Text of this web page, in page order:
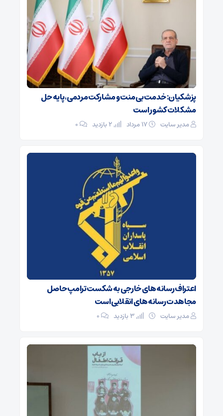
پزشکیان: خدمت بی‌منت و مشارکت مردمی، پایه حل
مشکلات کشور است
مدیر سایت ۰
اعتراف رسانه‌های خارجی به شکست ترامپ حاصل
مجاهدت رسانه‌های انقلابی است
مدیر سایت ۰